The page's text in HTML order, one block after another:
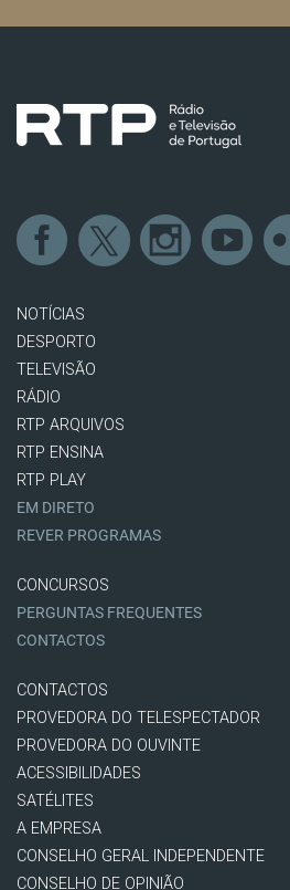
NOTÍCIAS
DESPORTO
TELEVISÃO
RÁDIO
RTP ARQUIVOS
RTP ENSINA
RTP PLAY
EM DIRETO
REVER PROGRAMAS
CONCURSOS
PERGUNTAS FREQUENTES
CONTACTOS
CONTACTOS
PROVEDORA DO TELESPECTADOR
PROVEDORA DO OUVINTE
ACESSIBILIDADES
SATÉLITES
A EMPRESA
CONSELHO GERAL INDEPENDENTE
CONSELHO DE OPINIÃO